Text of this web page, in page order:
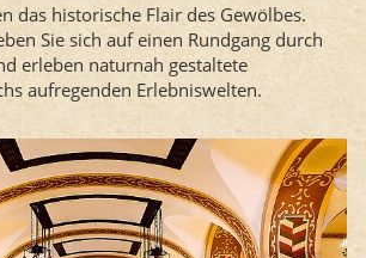
das historische Flair des Gewölbes.
Sie sich auf einen Rundgang durch
erleben naturnah gestaltete
aufregenden Erlebniswelten.